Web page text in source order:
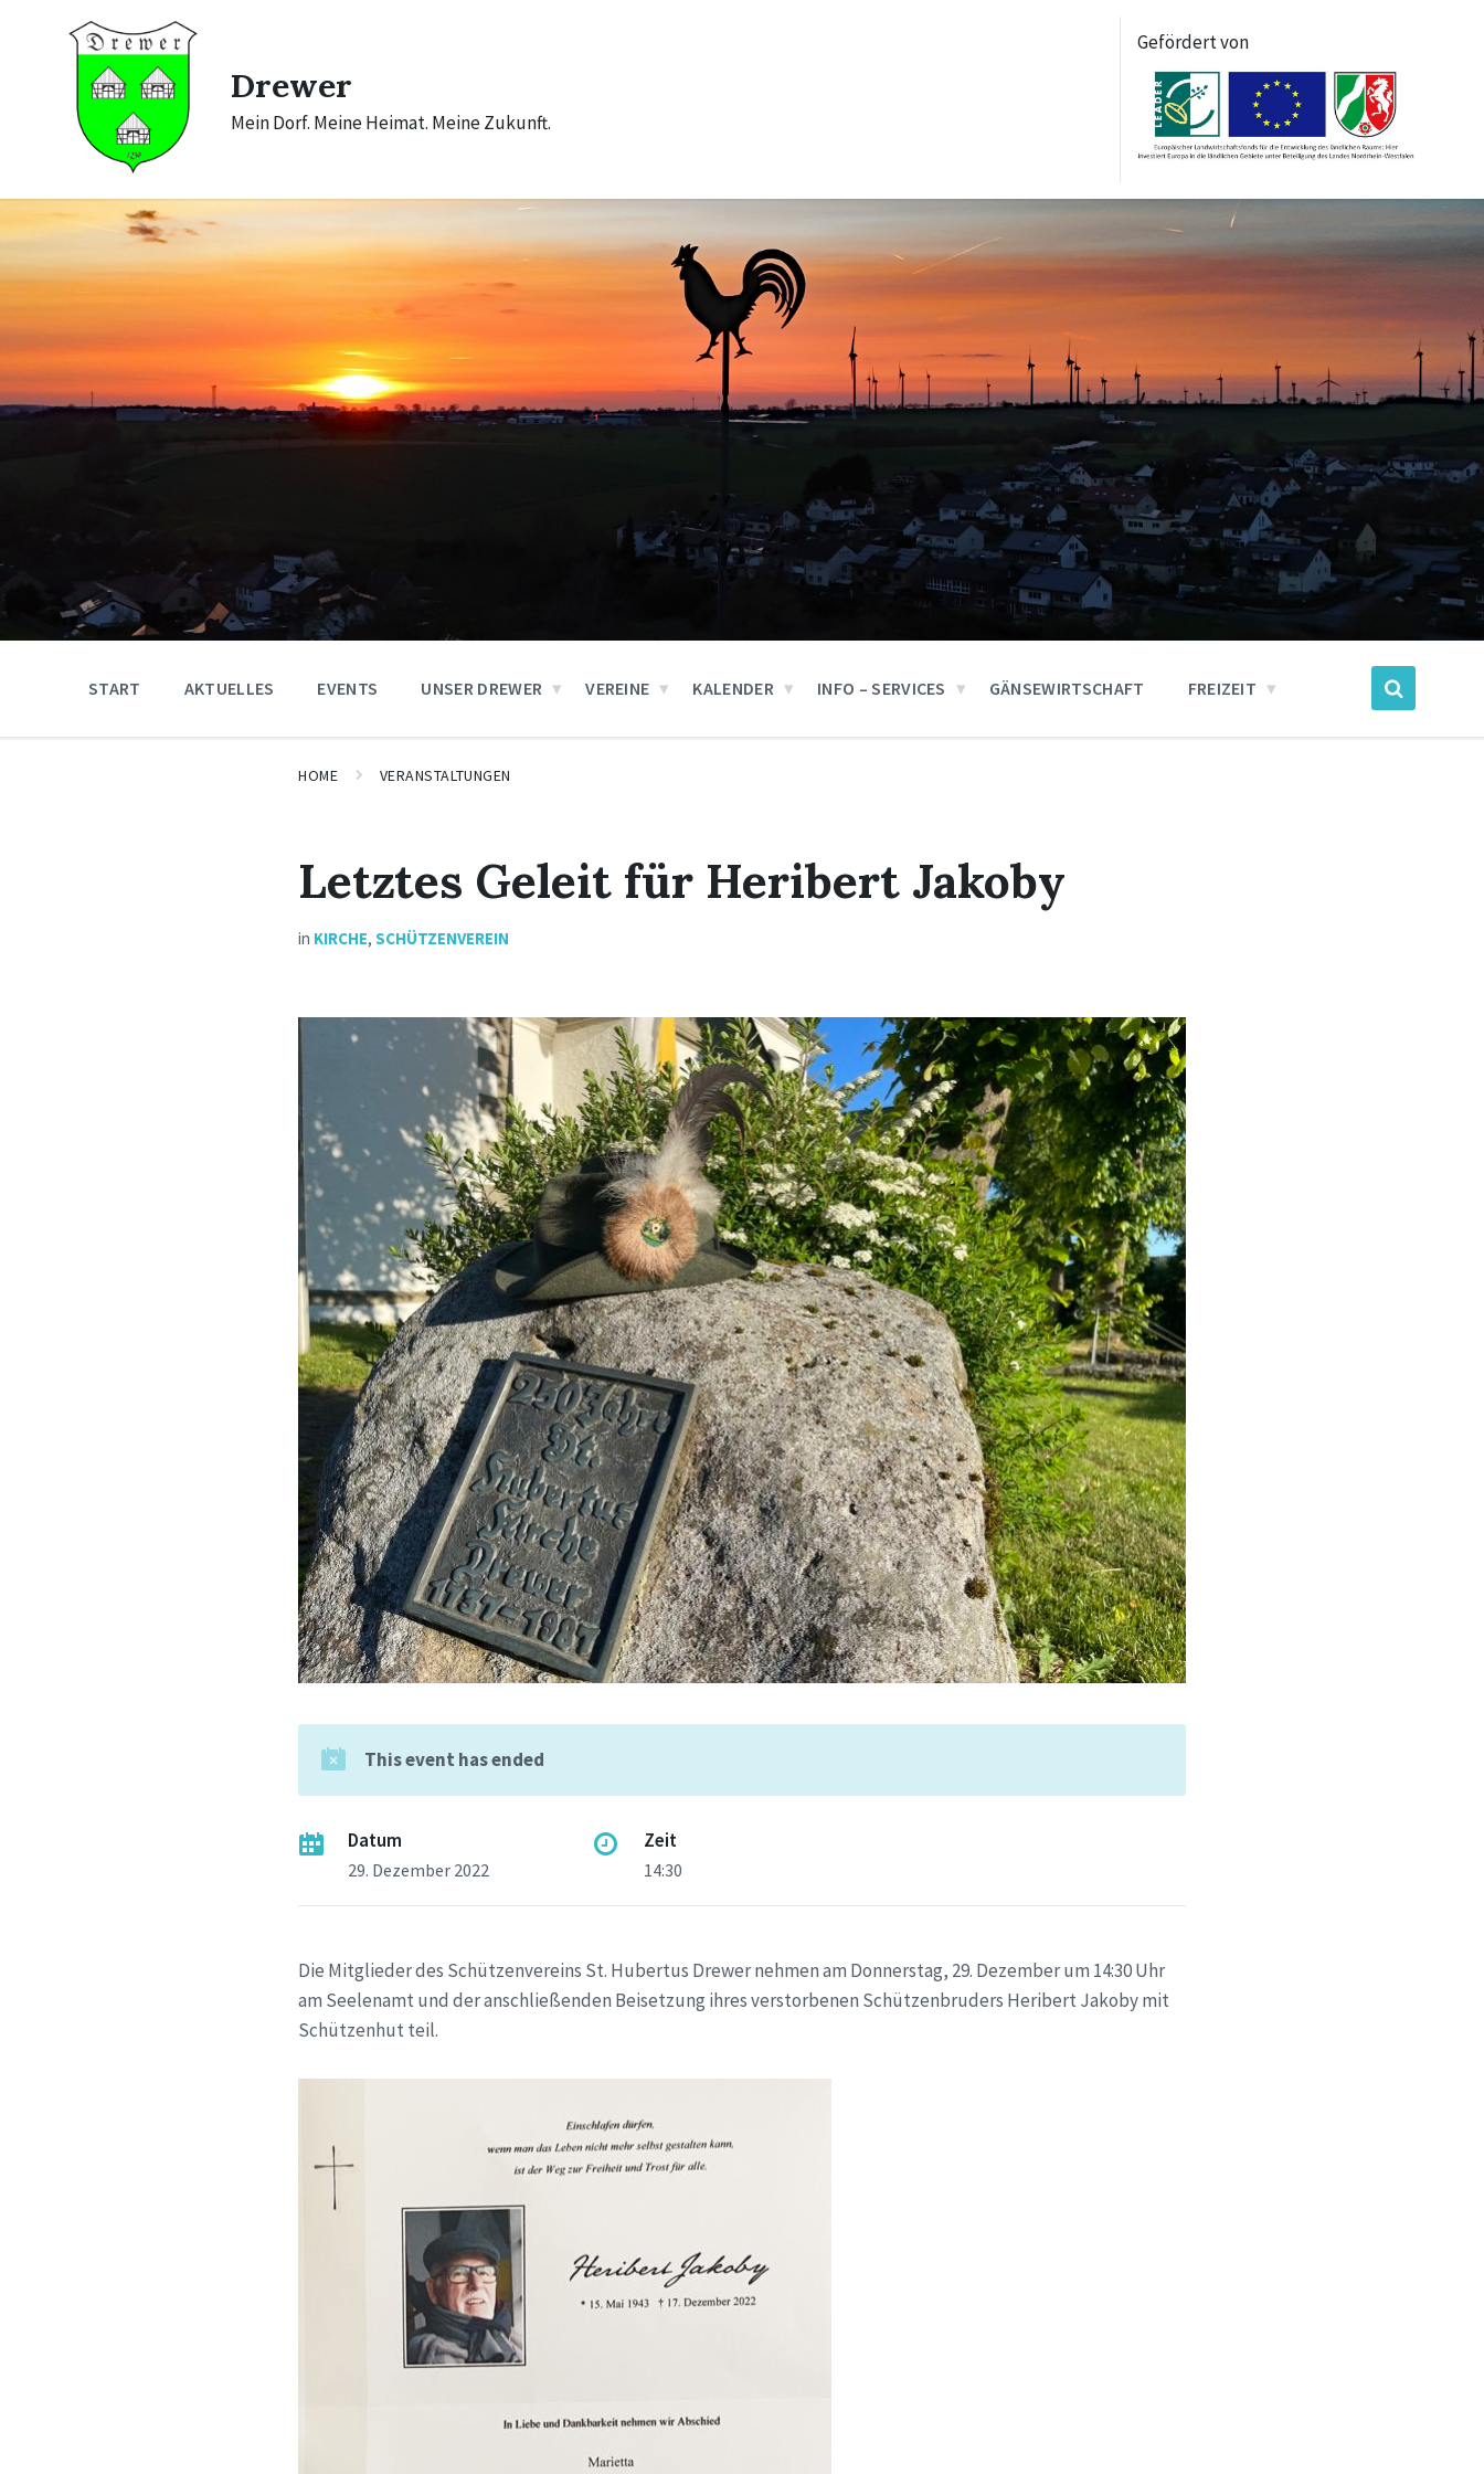
Drewer
Mein Dorf. Meine Heimat. Meine Zukunft.
Gefördert von
START AKTUELLES EVENTS UNSER DREWER VEREINE KALENDER INFO – SERVICES GÄNSEWIRTSCHAFT FREIZEIT
HOME VERANSTALTUNGEN
Letztes Geleit für Heribert Jakoby
in KIRCHE,SCHÜTZENVEREIN
This event has ended
Datum
29. Dezember 2022
Zeit
14:30
Die Mitglieder des Schützenvereins St. Hubertus Drewer nehmen am Donnerstag, 29. Dezember um 14:30 Uhr
am Seelenamt und der anschließenden Beisetzung ihres verstorbenen Schützenbruders Heribert Jakoby mit
Schützenhut teil.